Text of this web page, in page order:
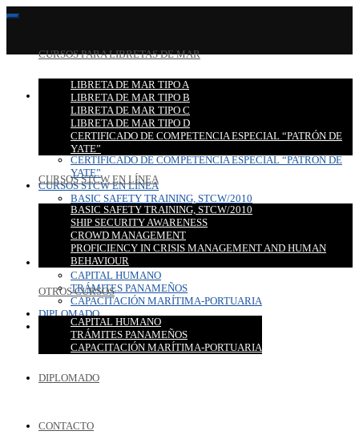
CURSOS PARA LIBRETAS DE MAR
LIBRETA DE MAR TIPO A
LIBRETA DE MAR TIPO B
LIBRETA DE MAR TIPO C
LIBRETA DE MAR TIPO D
CERTIFICADO DE COMPETENCIA ESPECIAL “PATRÓN DE
YATE”
CURSOS STCW EN LÍNEA
BASIC SAFETY TRAINING, STCW/2010
SHIP SECURITY AWARENESS
CROWD MANAGEMENT
PROFICIENCY IN CRISIS MANAGEMENT AND HUMAN
BEHAVIOUR
OTROS CURSOS
CAPITAL HUMANO
TRÁMITES PANAMEÑOS
CAPACITACIÓN MARÍTIMA-PORTUARIA
DIPLOMADO
CONTACTO
CURSOS PARA LIBRETAS DE MAR
LIBRETA DE MAR TIPO A
LIBRETA DE MAR TIPO B
LIBRETA DE MAR TIPO C
LIBRETA DE MAR TIPO D
CERTIFICADO DE COMPETENCIA ESPECIAL “PATRÓN DE
YATE”
CURSOS STCW EN LÍNEA
BASIC SAFETY TRAINING, STCW/2010
SHIP SECURITY AWARENESS
CROWD MANAGEMENT
PROFICIENCY IN CRISIS MANAGEMENT AND HUMAN
BEHAVIOUR
OTROS CURSOS
CAPITAL HUMANO
TRÁMITES PANAMEÑOS
CAPACITACIÓN MARÍTIMA-PORTUARIA
DIPLOMADO
CONTACTO